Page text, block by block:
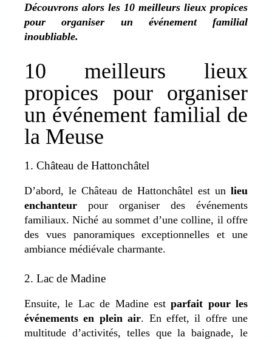
Découvrons alors les 10 meilleurs lieux propices
pour organiser un événement familial
inoubliable.
10 meilleurs lieux
propices pour organiser
un événement familial de
la Meuse
1. Château de Hattonchâtel
D’abord, le Château de Hattonchâtel est un lieu
enchanteur pour organiser des événements
familiaux. Niché au sommet d’une colline, il offre
des vues panoramiques exceptionnelles et une
ambiance médiévale charmante.
2. Lac de Madine
Ensuite, le Lac de Madine estparfait pour les
événements en plein air. En effet, il offre une
multitude d’activités, telles que la baignade, le